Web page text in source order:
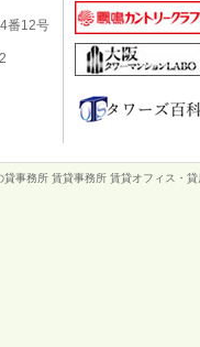
番12号
事務所 賃貸事務所 賃貸オフィス・